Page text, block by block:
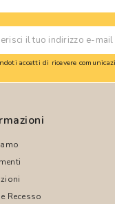
accetti di ricevere
Recesso